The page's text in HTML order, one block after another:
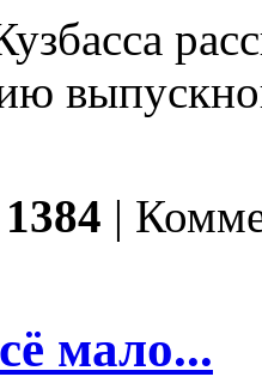
1384 |
мало...